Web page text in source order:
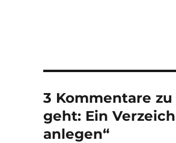
3 Kommentare
geht: Ein
anlegen“